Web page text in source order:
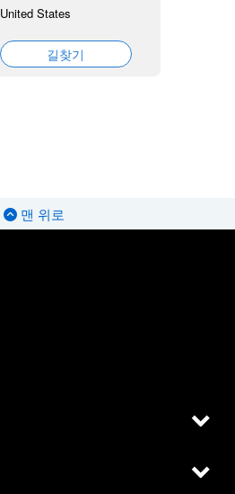
United States
길찾기
맨 위로